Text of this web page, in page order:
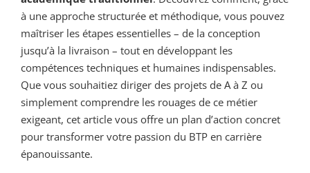
à une approche structurée et méthodique, vous pouvez
maîtriser les étapes essentielles – de la conception
jusqu’à la livraison – tout en développant les
compétences techniques et humaines indispensables.
Que vous souhaitiez diriger des projets de A à Z ou
simplement comprendre les rouages de ce métier
exigeant, cet article vous offre un plan d’action concret
pour transformer votre passion du BTP en carrière
épanouissante.